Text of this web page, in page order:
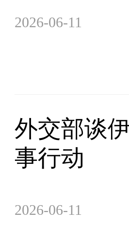
2026-06-11
外交部谈
事行动
2026-06-11